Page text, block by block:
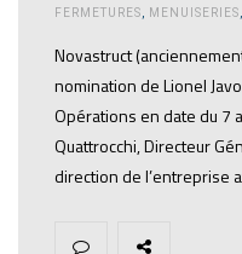
FERMETURES, MENUISERIES,
Novastruct
nomination de Lionel
Opérations en date du 7
Quattrocchi, Directeur
direction de l’entreprise